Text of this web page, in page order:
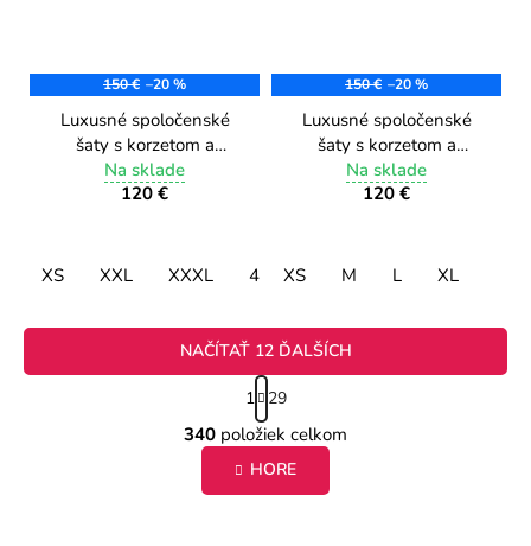
150 € –20 %
Luxusné spoločenské
šaty s korzetom a
hladkou sukňou 9579/4
lemon yellow
Na sklade
120 €
XS XXL XXXL 4XL
150 € –20 %
Luxusné spoločenské
šaty s korzetom a
hladkou sukňou 9579/3
blue royal
Na sklade
120 €
XS M L XL
O
v
l
á
NAČÍTAŤ 12 ĎALŠÍCH
S
t
r
á
n
k
1 29
340 položiek celkom
HORE